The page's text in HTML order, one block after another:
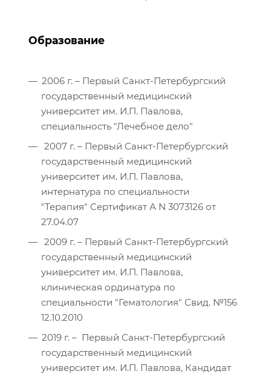
Образование
2006 г. – Первый Санкт-Петербургский
государственный медицинский
университет им. И.П. Павлова,
специальность "Лечебное дело"
2007 г. – Первый Санкт-Петербургский
государственный медицинский
университет им. И.П. Павлова,
интернатура по специальности
"Терапия" Сертификат А N 3073126 от
27.04.07
2009 г. – Первый Санкт-Петербургский
государственный медицинский
университет им. И.П. Павлова,
клиническая ординатура по
специальности "Гематология" Свид. №156
12.10.2010
2019 г. – Первый Санкт-Петербургский
государственный медицинский
университет им. И.П. Павлова, Кандидат